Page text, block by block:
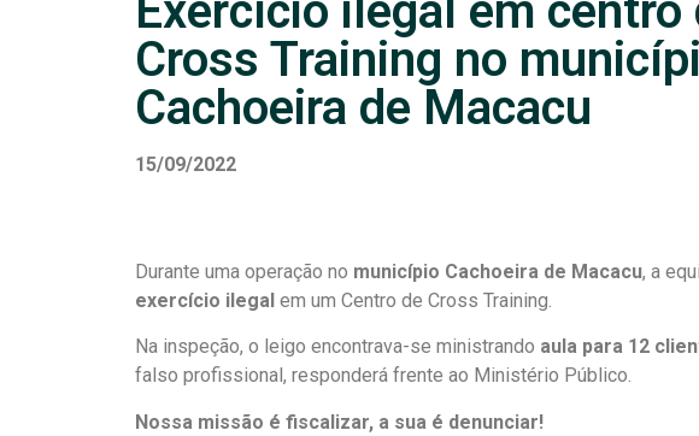
Exercício ilegal em centro
Cross Training no
Cachoeira de Macacu
15/09/2022
Durante uma operação no município Cachoeira de Macacu, a
exercício ilegal em um Centro de Cross Training.
Na inspeção, o leigo encontrava-se ministrando aula para 12
falso profissional, responderá frente ao Ministério Público.
Nossa missão é fiscalizar, a sua é denunciar!